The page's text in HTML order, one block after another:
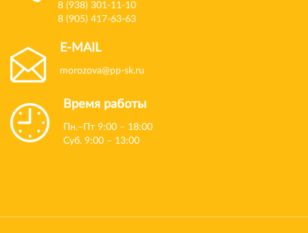
8 (938) 301-11-10
8 (905) 417-63-63
E-MAIL
morozova@pp-sk.ru
Время работы
Пн.–Пт 9:00 – 18:00
Суб. 9:00 – 13:00